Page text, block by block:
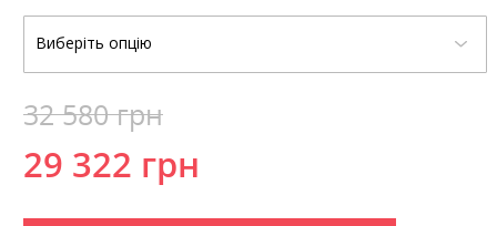
29 322 грн
32 580 грн